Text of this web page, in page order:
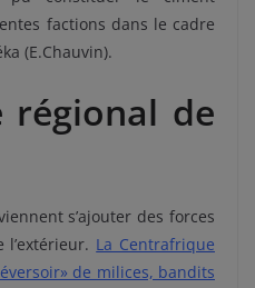
factions dans le cadre
(E.Chauvin).
régional de
s’ajouter des forces
La Centrafrique
de milices, bandits